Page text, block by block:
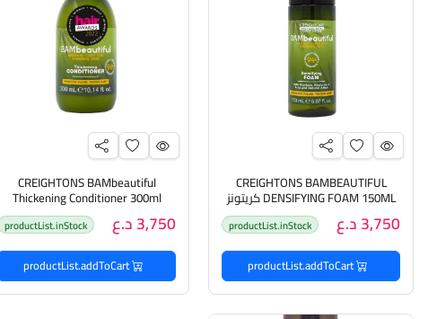
CREIGHTONS BAMBEAUTIFUL
DENSIFYING FOAM 150ML كريتونز
رغوة مكثفة للشعر الخفيف3,750 د.ع productList.inStock
productList.addToCart
CREIGHTONS BAMbeautiful
Thickening Conditioner 300ml
كريتونس بلسم مكثف للشعر3,750 د.ع productList.inStock
productList.addToCart